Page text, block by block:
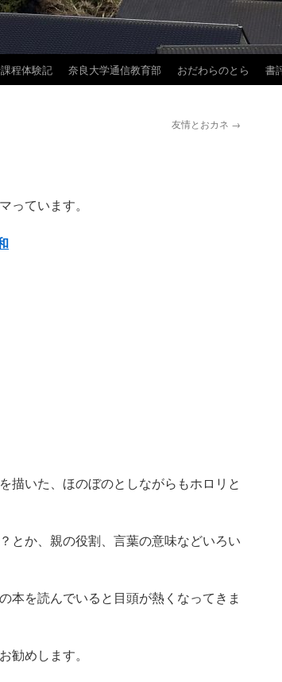
程体験記 奈良大学通信教育部 おだわらのとら 書
友情とおカネ →
っています。
描いた、ほのぼのとしながらもホロリと
とか、親の役割、言葉の意味などいろい
本を読んでいると目頭が熱くなってきま
勧めします。